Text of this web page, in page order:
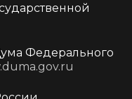
Федерального